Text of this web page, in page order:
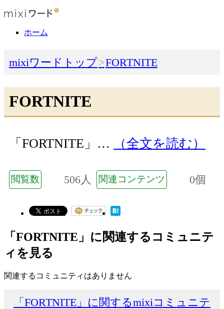
ホーム
mixiワードトップ FORTNITE
FORTNITE
「FORTNITE」… （全文を読む）
閲覧数 506人 関連コンテンツ 0個
「FORTNITE」に関連するコミュニテ
ィを見る
関連するコミュニティはありません
「FORTNITE」に関するmixiコミュニテ